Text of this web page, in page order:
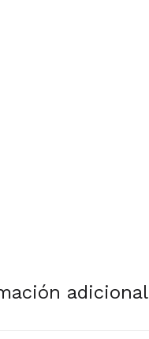
adicional